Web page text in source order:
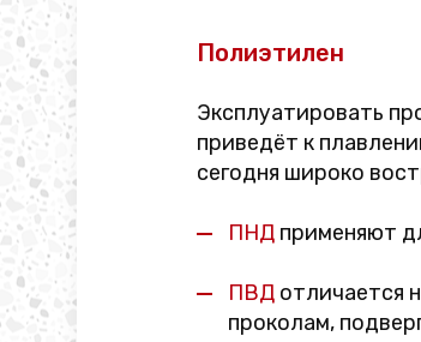
Полиэтилен
Эксплуатировать
приведёт к
сегодня широко
ПНД применяют
ПВД отличается
проколам,